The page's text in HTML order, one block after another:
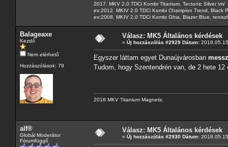
2017. MKV 2.0 TDCi Kombi Titanium, Tectonic Silver \m/
ex:2012. MKIV 2.0 TDCi Kombi Champion Trend, Black
ex:2008. MKIV 2.0 TDCi Kombi Ghia, Blazer Blue,
Balageaxe
Kezdő
Nem elérhető
Hozzászólások: 79
Válasz: MK5 Általános kérdések
« Új hozzászólás #2929 Dátum:
Egyszer láttam egyet Dunaújvárosban
Tudom, hogy Szentendrén van, de 2 hete
2018 MKV Titanium Magnetic
alf®
Globál Moderátor
Fórumfüggő
Válasz: MK5 Általános kérdések
« Új hozzászólás #2930 Dátum: